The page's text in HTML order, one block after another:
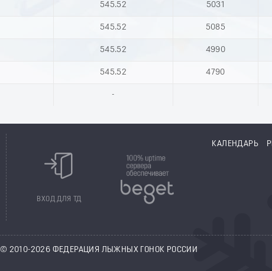
545.52 5031
545.52 5085
545.52 4990
545.52 4790
-
ВХОД ДЛЯ ТД
КАЛЕНДАРЬ
© 2010-2026 ФЕДЕРАЦИЯ ЛЫЖНЫХ ГОНОК РОССИИ